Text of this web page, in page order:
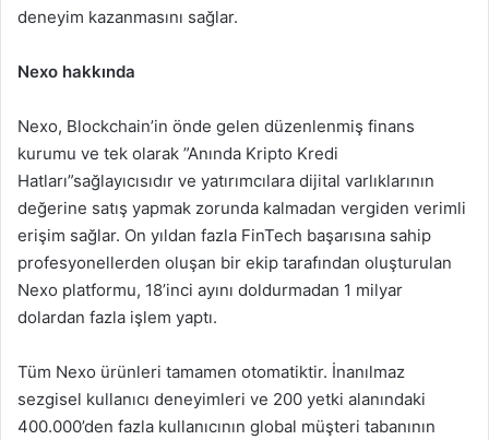
deneyim kazanmasını sağlar.
Nexo hakkında
Nexo, Blockchain’in önde gelen düzenlenmiş finans
kurumu ve tek olarak ”Anında Kripto Kredi
Hatları”sağlayıcısıdır ve yatırımcılara dijital varlıklarının
değerine satış yapmak zorunda kalmadan vergiden verimli
erişim sağlar. On yıldan fazla FinTech başarısına sahip
profesyonellerden oluşan bir ekip tarafından oluşturulan
Nexo platformu, 18’inci ayını doldurmadan 1 milyar
dolardan fazla işlem yaptı.
Tüm Nexo ürünleri tamamen otomatiktir. İnanılmaz
sezgisel kullanıcı deneyimleri ve 200 yetki alanındaki
400.000’den fazla kullanıcının global müşteri tabanının